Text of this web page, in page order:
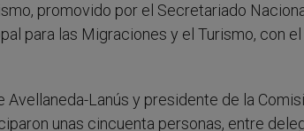
promovido por el Secretariado
para las Migraciones y el Turismo, con el
Lanús y presidente de la
unas cincuenta personas, entre